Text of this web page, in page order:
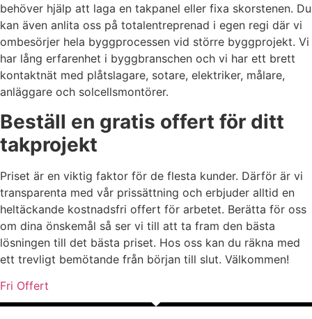
behöver hjälp att laga en takpanel eller fixa skorstenen. Du
kan även anlita oss på totalentreprenad i egen regi där vi
ombesörjer hela byggprocessen vid större byggprojekt. Vi
har lång erfarenhet i byggbranschen och vi har ett brett
kontaktnät med plåtslagare, sotare, elektriker, målare,
anläggare och solcellsmontörer.
Beställ en gratis offert för ditt
takprojekt
Priset är en viktig faktor för de flesta kunder. Därför är vi
transparenta med vår prissättning och erbjuder alltid en
heltäckande kostnadsfri offert för arbetet. Berätta för oss
om dina önskemål så ser vi till att ta fram den bästa
lösningen till det bästa priset. Hos oss kan du räkna med
ett trevligt bemötande från början till slut. Välkommen!
Fri Offert